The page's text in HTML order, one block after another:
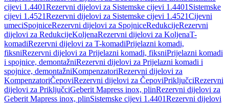
cijevi 1.4401Rezervni dijelovi za Sistemske cijevi 1.4401 Sistemske
cijevi 1.4521Rezervni dijelovi za Sistemske cijevi 1.4521Cijevni
umeciSpojniceRezervni dijelovi za SpojniceRedukcijeRezervni
dijelovi za RedukcijeKoljenaRezervni dijelovi za KoljenaT-
komadiRezervni dijelovi za T-komadiPrijelazni komadi,
fiksniRezervni dijelovi za Prijelazni komadi, fiksniPrijelazni komadi
i spojnice, demontažniRezervni dijelovi za Prijelazni komadi i
spojnice, demontažniKompenzatoriRezervni dijelovi za
KompenzatoriČepoviRezervni dijelovi za ČepoviPriključciRezervni
dijelovi za PriključciGeberit Mapress inox, plinRezervni dijelovi za
Geberit Mapress inox, plinSistemske cijevi 1.4401Rezervni dijelovi